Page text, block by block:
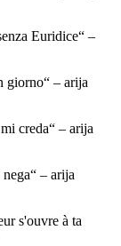
Euridice“ –
giorno“ – arija
creda“ – arija
– arija
s'ouvre à ta